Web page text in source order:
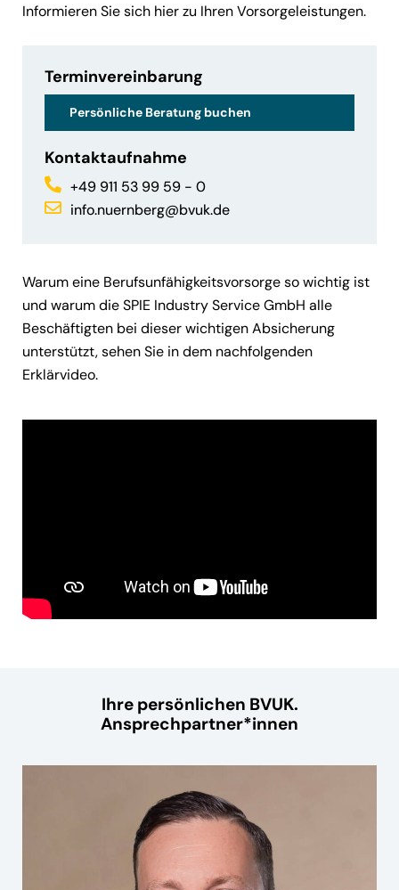
Informieren Sie sich hier zu Ihren Vorsorgeleistungen.
Terminvereinbarung
Persönliche Beratung buchen
Kontaktaufnahme
+49 911 53 99 59 - 0
info.nuernberg@bvuk.de
Warum eine Berufsunfähigkeitsvorsorge so wichtig ist
und warum die SPIE Industry Service GmbH alle
Beschäftigten bei dieser wichtigen Absicherung
unterstützt, sehen Sie in dem nachfolgenden
Erklärvideo.
Ihre persönlichen BVUK.
Ansprechpartner*innen